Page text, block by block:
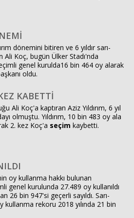
dönemini bitiren ve 6 yıldır sarı-
Ali Koç, bugün Ülker Stadı'nda
genel kurulda16 bin 464 oy alarak
oldu.
KABETTİ
Ali Koç'a kaptıran Aziz Yıldırım, 6 yıl
olmuştu. Yıldırım, 10 bin 483 oy ala
2. kez Koç'a seçim kaybetti.
oy kullanma hakkı bulunan
genel kurulunda 27.489 oy kullanıldı
26 bin 947'si geçerli sayıldı. Sarı-
rekoru 2018 yılında 21 bin